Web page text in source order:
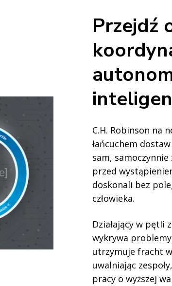
Przejdź
C.H. Robinson na
łańcuchem
sam,
przed
doskonali bez
człowieka.
Działający w pętli
wykrywa
utrzymuje fracht
uwalniając
pracy o wyższej